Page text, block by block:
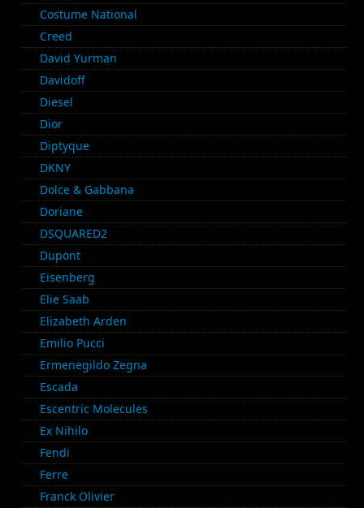
Costume National
Creed
David Yurman
Davidoff
Diesel
Dior
Diptyque
DKNY
Dolce & Gabbana
Doriane
DSQUARED2
Dupont
Eisenberg
Elie Saab
Elizabeth Arden
Emilio Pucci
Ermenegildo Zegna
Escada
Escentric Molecules
Ex Nihilo
Fendi
Ferre
Franck Olivier